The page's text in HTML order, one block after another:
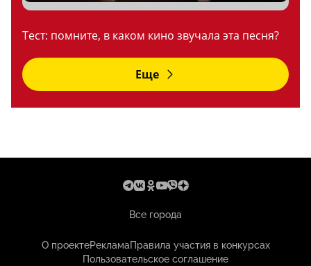
Тест: помните, в каком кино звучала эта песня?
Еще
Все города
О проектеРекламаПравила участия в конкурсах
Пользовательское соглашение